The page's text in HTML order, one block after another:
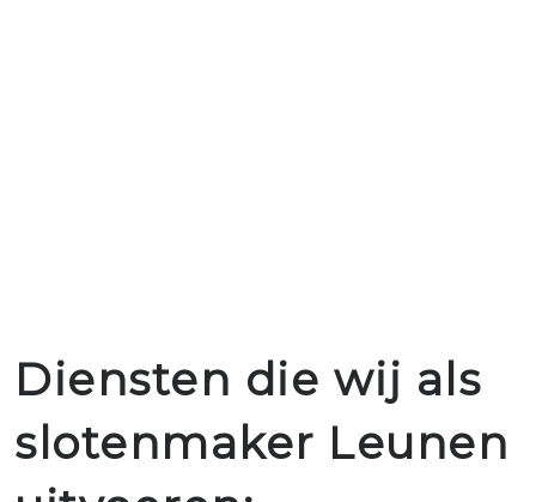
Diensten die wij als
slotenmaker Leunen